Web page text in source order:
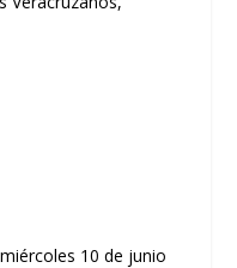
10 de junio